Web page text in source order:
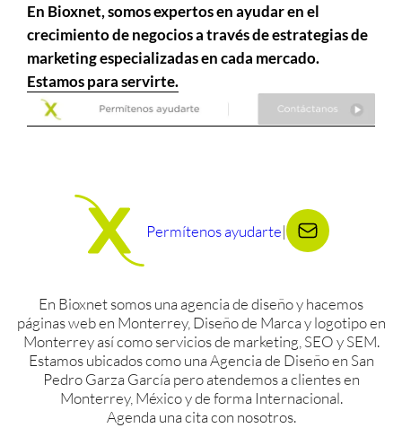
En Bioxnet, somos expertos en ayudar en el
crecimiento de negocios a través de estrategias de
marketing especializadas en cada mercado.
Estamos para servirte.
Permítenos ayudarte|
En Bioxnet somos una agencia de diseño y hacemos
páginas web en Monterrey, Diseño de Marca y logotipo en
Monterrey así como servicios de marketing, SEO y SEM.
Estamos ubicados como una Agencia de Diseño en San
Pedro Garza García pero atendemos a clientes en
Monterrey, México y de forma Internacional.
Agenda una cita con nosotros.